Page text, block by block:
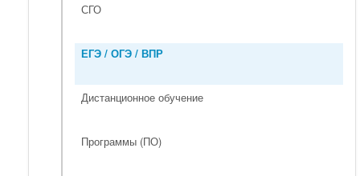
СГО
ЕГЭ / ОГЭ / ВПР
Дистанционное обучение
Программы (ПО)